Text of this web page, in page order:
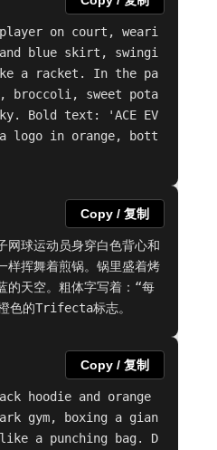
on court, weari
blue skirt, swingi
a racket. In the pa
broccoli, sweet pota
Bold text: 'ACE EV
logo in orange, bott
网球运动员身穿白色背心和
样挥舞着煎锅。锅里盛着烤
的天空。粗体字写着：“每
色的Trifecta标志。
Copy / 复制
hoodie and orange
gym, boxing a gian
a punching bag. D
Copy / 复制